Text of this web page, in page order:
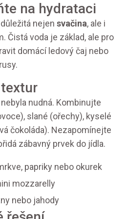
na hydrataci
nejen svačina, ale i
Čistá voda je základ, ale pro
domácí ledový čaj nebo
nudná. Kombinujte
slané (ořechy), kyselé
čokoláda). Nezapomínejte
zábavný prvek do jídla.
papriky nebo okurek
mozzarelly
nebo jahody